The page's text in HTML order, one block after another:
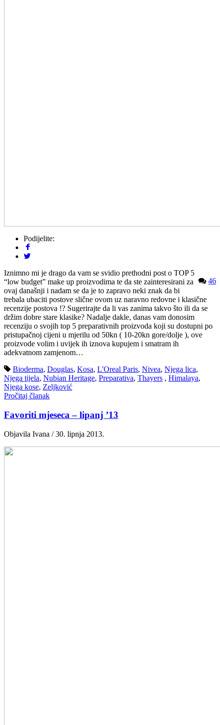
Podijelite:
46
Iznimno mi je drago da vam se svidio prethodni post o TOP 5
“low budget” make up proizvodima te da ste zainteresirani za
ovaj današnji i nadam se da je to zapravo neki znak da bi
trebala ubaciti postove slične ovom uz naravno redovne i klasične
recenzije postova !? Sugerirajte da li vas zanima takvo što ili da se
držim dobre stare klasike? Nadalje dakle, danas vam donosim
recenziju o svojih top 5 preparativnih proizvoda koji su dostupni po
pristupačnoj cijeni u mjerilu od 50kn ( 10-20kn gore/dolje ), ove
proizvode volim i uvijek ih iznova kupujem i smatram ih
adekvatnom zamjenom…
Bioderma, Douglas, Kosa, L'Oreal Paris, Nivea, Njega lica,
Njega tijela, Nubian Heritage, Preparativa, Thayers , Himalaya,
Njega kose, Zeljković
Pročitaj članak
Favoriti mjeseca – lipanj ’13
Objavila Ivana / 30. lipnja 2013.